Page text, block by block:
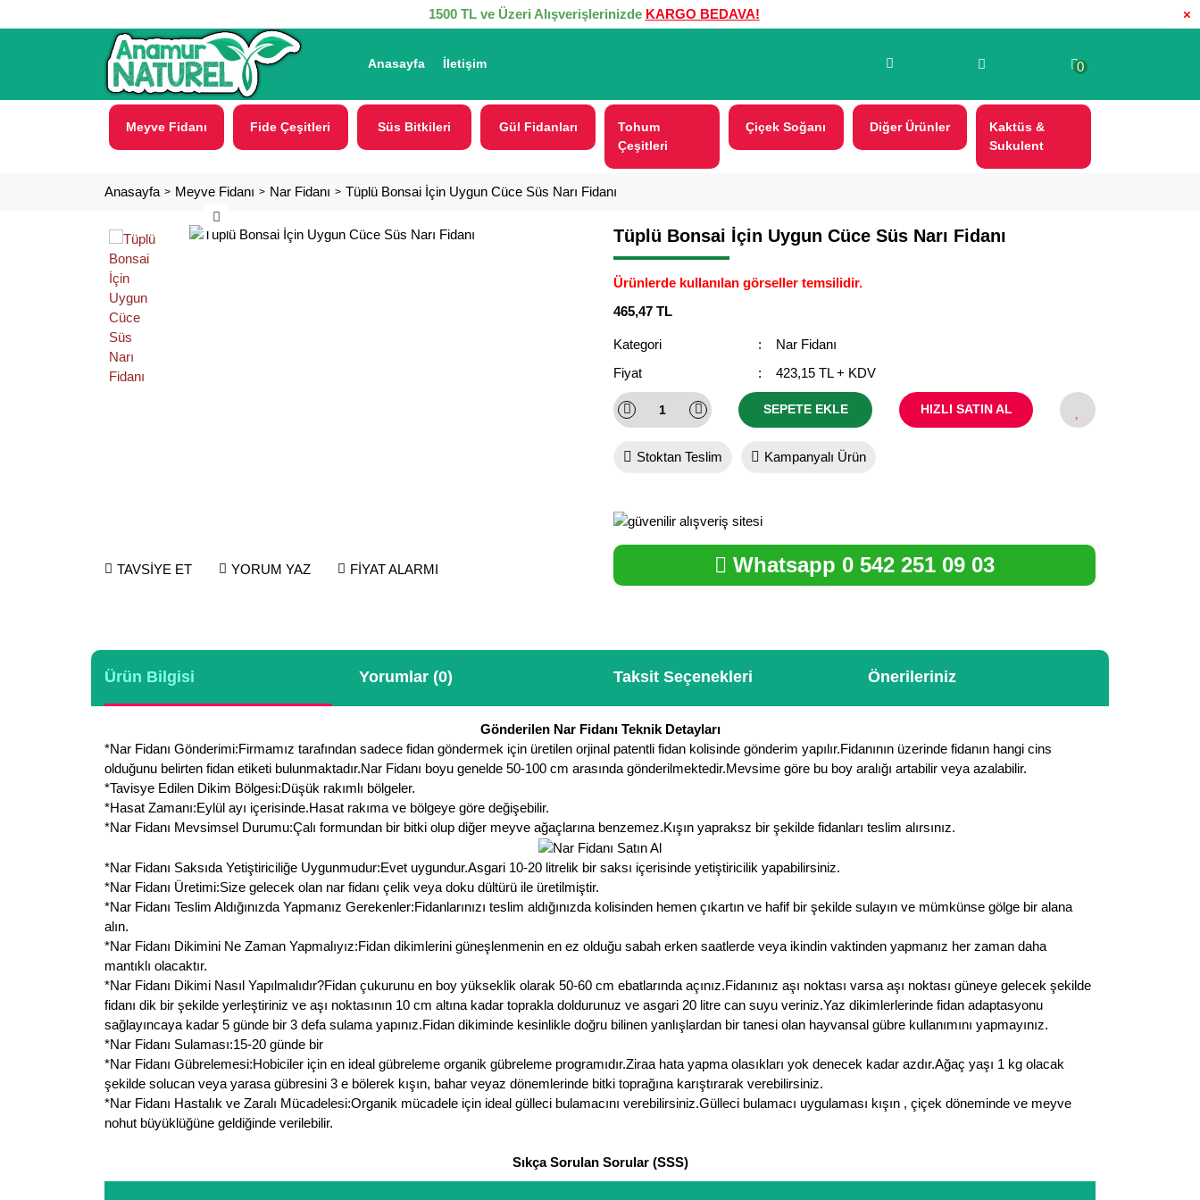
×
1500 TL ve Üzeri Alışverişlerinizde KARGO BEDAVA!
Anasayfa İletişim 0
Meyve Fidanı Fide Çeşitleri Süs Bitkileri Gül Fidanları
Tohum
Çeşitleri
Çiçek Soğanı Diğer Ürünler
Kaktüs &
Sukulent
Anasayfa Meyve Fidanı Nar Fidanı Tüplü Bonsai İçin Uygun Cüce Süs Narı Fidanı
TAVSİYE ET YORUM YAZ FİYAT ALARMI
Tüplü Bonsai İçin Uygun Cüce Süs Narı Fidanı
Ürünlerde kullanılan görseller temsilidir.
465,47 TL
Kategori
Nar Fidanı
Fiyat
423,15 TL + KDV
SEPETE EKLE HIZLI SATIN AL
Stoktan Teslim Kampanyalı Ürün
Whatsapp 0 542 251 09 03
Ürün Bilgisi Yorumlar (0) Taksit Seçenekleri Önerileriniz
Gönderilen Nar Fidanı Teknik Detayları
*Nar Fidanı Gönderimi:Firmamız tarafından sadece fidan göndermek için üretilen orjinal patentli fidan kolisinde gönderim yapılır.Fidanının üzerinde fidanın hangi cins
olduğunu belirten fidan etiketi bulunmaktadır.Nar Fidanı boyu genelde 50-100 cm arasında gönderilmektedir.Mevsime göre bu boy aralığı artabilir veya azalabilir.
*Tavisye Edilen Dikim Bölgesi:Düşük rakımlı bölgeler.
*Hasat Zamanı:Eylül ayı içerisinde.Hasat rakıma ve bölgeye göre değişebilir.
*Nar Fidanı Mevsimsel Durumu:Çalı formundan bir bitki olup diğer meyve ağaçlarına benzemez.Kışın yapraksz bir şekilde fidanları teslim alırsınız.
*Nar Fidanı Saksıda Yetiştiriciliğe Uygunmudur:Evet uygundur.Asgari 10-20 litrelik bir saksı içerisinde yetiştiricilik yapabilirsiniz.
*Nar Fidanı Üretimi:Size gelecek olan nar fidanı çelik veya doku dültürü ile üretilmiştir.
*Nar Fidanı Teslim Aldığınızda Yapmanız Gerekenler:Fidanlarınızı teslim aldığınızda kolisinden hemen çıkartın ve hafif bir şekilde sulayın ve mümkünse gölge bir alana
alın.
*Nar Fidanı Dikimini Ne Zaman Yapmalıyız:Fidan dikimlerini güneşlenmenin en ez olduğu sabah erken saatlerde veya ikindin vaktinden yapmanız her zaman daha
mantıklı olacaktır.
*Nar Fidanı Dikimi Nasıl Yapılmalıdır?Fidan çukurunu en boy yükseklik olarak 50-60 cm ebatlarında açınız.Fidanınız aşı noktası varsa aşı noktası güneye gelecek şekilde
fidanı dik bir şekilde yerleştiriniz ve aşı noktasının 10 cm altına kadar toprakla doldurunuz ve asgari 20 litre can suyu veriniz.Yaz dikimlerlerinde fidan adaptasyonu
sağlayıncaya kadar 5 günde bir 3 defa sulama yapınız.Fidan dikiminde kesinlikle doğru bilinen yanlışlardan bir tanesi olan hayvansal gübre kullanımını yapmayınız.
*Nar Fidanı Sulaması:15-20 günde bir
*Nar Fidanı Gübrelemesi:Hobiciler için en ideal gübreleme organik gübreleme programıdır.Ziraa hata yapma olasıkları yok denecek kadar azdır.Ağaç yaşı 1 kg olacak
şekilde solucan veya yarasa gübresini 3 e bölerek kışın, bahar veyaz dönemlerinde bitki toprağına karıştırarak verebilirsiniz.
*Nar Fidanı Hastalık ve Zaralı Mücadelesi:Organik mücadele için ideal gülleci bulamacını verebilirsiniz.Gülleci bulamacı uygulaması kışın , çiçek döneminde ve meyve
nohut büyüklüğüne geldiğinde verilebilir.
Sıkça Sorulan Sorular (SSS)